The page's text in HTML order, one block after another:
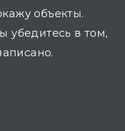
объекты.
убедитесь в том,